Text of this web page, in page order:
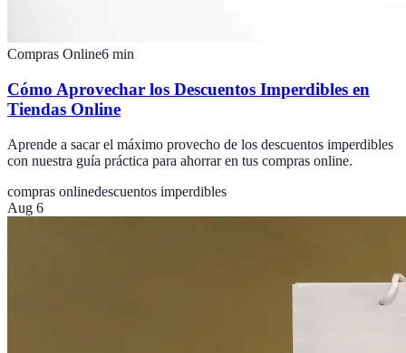
Compras Online6 min
Cómo Aprovechar los Descuentos Imperdibles en
Tiendas Online
Aprende a sacar el máximo provecho de los descuentos imperdibles
con nuestra guía práctica para ahorrar en tus compras online.
compras onlinedescuentos imperdibles
Aug 6